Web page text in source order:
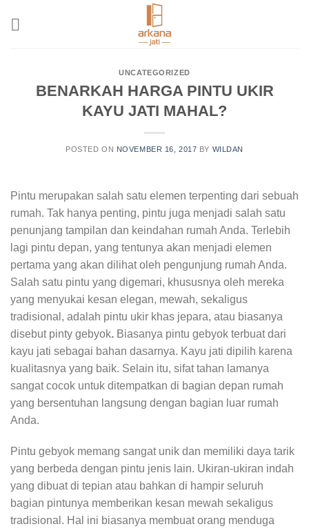
UNCATEGORIZED
BENARKAH HARGA PINTU UKIR
KAYU JATI MAHAL?
POSTED ON NOVEMBER 16, 2017 BY WILDAN
Pintu merupakan salah satu elemen terpenting dari sebuah
rumah. Tak hanya penting, pintu juga menjadi salah satu
penunjang tampilan dan keindahan rumah Anda. Terlebih
lagi pintu depan, yang tentunya akan menjadi elemen
pertama yang akan dilihat oleh pengunjung rumah Anda.
Salah satu pintu yang digemari, khususnya oleh mereka
yang menyukai kesan elegan, mewah, sekaligus
tradisional, adalah pintu ukir khas jepara, atau biasanya
disebut pinty gebyok. Biasanya pintu gebyok terbuat dari
kayu jati sebagai bahan dasarnya. Kayu jati dipilih karena
kualitasnya yang baik. Selain itu, sifat tahan lamanya
sangat cocok untuk ditempatkan di bagian depan rumah
yang bersentuhan langsung dengan bagian luar rumah
Anda.
Pintu gebyok memang sangat unik dan memiliki daya tarik
yang berbeda dengan pintu jenis lain. Ukiran-ukiran indah
yang dibuat di tepian atau bahkan di hampir seluruh
bagian pintunya memberikan kesan mewah sekaligus
tradisional. Hal ini biasanya membuat orang menduga